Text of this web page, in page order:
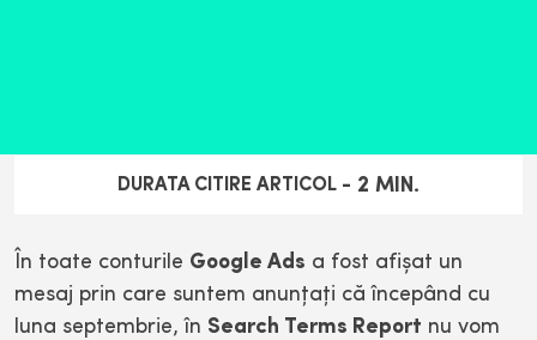
DURATA CITIRE ARTICOL - 2 MIN.
În toate conturile Google Ads a fost afişat un
mesaj prin care suntem anunţaţi că începând cu
luna septembrie, în Search Terms Report nu vom